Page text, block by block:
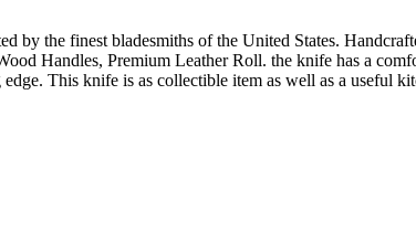
by the finest bladesmiths of the United States.
This knife is as collectible item as well as a useful